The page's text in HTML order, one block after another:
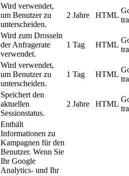
Wird verwendet,
um Benutzer zu
unterscheiden.
2 Jahre HTML
Wird zum Drosseln
der Anfragerate
verwendet.
1 Tag HTML
Wird verwendet,
um Benutzer zu
unterscheiden.
1 Tag HTML
Speichert den
aktuellen
Sessionstatus.
2 Jahre HTML
Enthält
Informationen zu
Kampagnen für den
Benutzer. Wenn Sie
Ihr Google
Analytics- und Ihr